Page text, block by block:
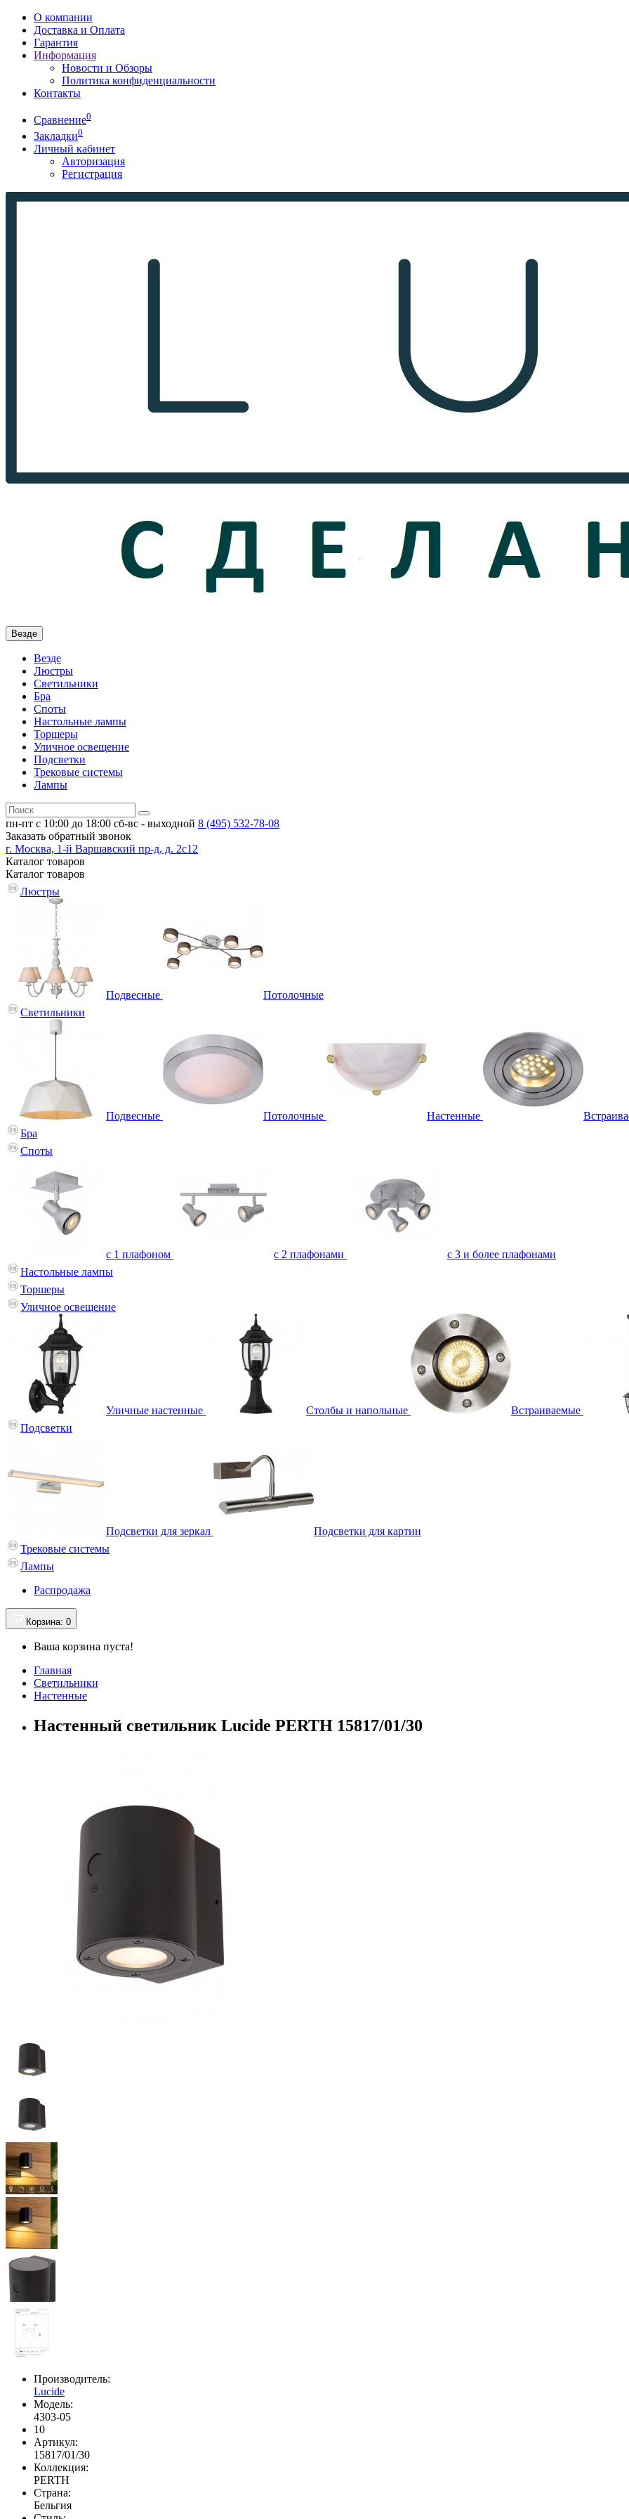
О компании
Доставка и Оплата
Гарантия
Информация
Новости и Обзоры
Политика конфиденциальности
Контакты
Сравнение0
Закладки0
Личный кабинет
Авторизация
Регистрация
Везде
Везде
Люстры
Светильники
Бра
Споты
Настольные лампы
Торшеры
Уличное освещение
Подсветки
Трековые системы
Лампы
пн-пт с 10:00 до 18:00 сб-вс - выходной 8 (495) 532-78-08
Заказать обратный звонок
г. Москва, 1-й Варшавский пр-д, д. 2с12
Каталог товаров
Каталог товаров
Люстры
Подвесные
Потолочные
Светильники
Подвесные Потолочные Настенные
Бра
Споты
с 1 плафоном с 2 плафонами
с 3 и более плафонами
Настольные лампы
Торшеры
Уличное освещение
Уличные настенные Столбы и напольные Встраиваемые
Подсветки
Подсветки для зеркал
Подсветки для картин
Трековые системы
Лампы
Распродажа
Корзина: 0
Ваша корзина пуста!
Главная
Светильники
Настенные
Настенный светильник Lucide PERTH 15817/01/30
Производитель:
Lucide
Модель:
4303-05
10
Артикул:
15817/01/30
Коллекция:
PERTH
Страна:
Бельгия